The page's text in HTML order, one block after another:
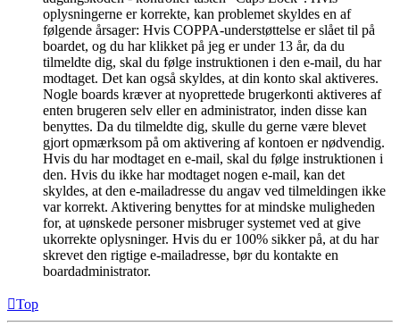
oplysningerne er korrekte, kan problemet skyldes en af
følgende årsager: Hvis COPPA-understøttelse er slået til på
boardet, og du har klikket på jeg er under 13 år, da du
tilmeldte dig, skal du følge instruktionen i den e-mail, du har
modtaget. Det kan også skyldes, at din konto skal aktiveres.
Nogle boards kræver at nyoprettede brugerkonti aktiveres af
enten brugeren selv eller en administrator, inden disse kan
benyttes. Da du tilmeldte dig, skulle du gerne være blevet
gjort opmærksom på om aktivering af kontoen er nødvendig.
Hvis du har modtaget en e-mail, skal du følge instruktionen i
den. Hvis du ikke har modtaget nogen e-mail, kan det
skyldes, at den e-mailadresse du angav ved tilmeldingen ikke
var korrekt. Aktivering benyttes for at mindske muligheden
for, at uønskede personer misbruger systemet ved at give
ukorrekte oplysninger. Hvis du er 100% sikker på, at du har
skrevet den rigtige e-mailadresse, bør du kontakte en
boardadministrator.
Top